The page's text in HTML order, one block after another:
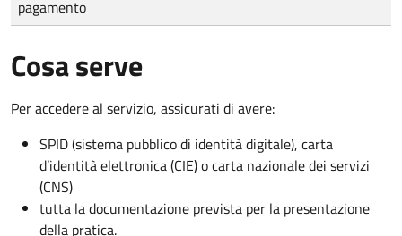
pagamento
Cosa serve
Per accedere al servizio, assicurati di avere:
SPID (sistema pubblico di identità digitale), carta
d’identità elettronica (CIE) o carta nazionale dei servizi
(CNS)
tutta la documentazione prevista per la presentazione
della pratica.